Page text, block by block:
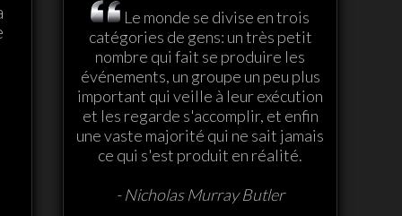
Le monde se divise en trois
catégories de gens: un très petit
nombre qui fait se produire les
événements, un groupe un peu plus
important qui veille à leur exécution
et les regarde s'accomplir, et enfin
une vaste majorité qui ne sait jamais
ce qui s'est produit en réalité.
- Nicholas Murray Butler